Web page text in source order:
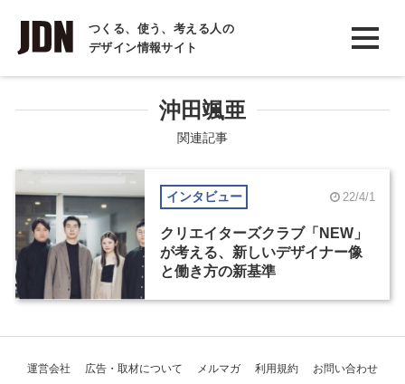
つくる、使う、考える人の
デザイン情報サイト
INTERVIEW
インタビュー
COLUMN
コラム
沖田颯亜
関連記事
インタビュー 22/4/1
クリエイターズクラブ「NEW」
が考える、新しいデザイナー像
と働き方の新基準
運営会社 広告・取材について メルマガ 利用規約 お問い合わせ